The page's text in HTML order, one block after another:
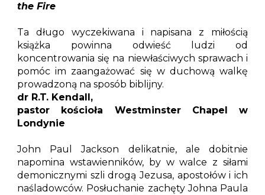
the Fire
Ta długo wyczekiwana i napisana z miłością
książka powinna odwieść ludzi od
koncentrowania się na niewłaściwych sprawach i
pomóc im zaangażować się w duchową walkę
prowadzoną na sposób biblijny.
dr R.T. Kendall,
pastor kościoła Westminster Chapel w
Londynie
John Paul Jackson delikatnie, ale dobitnie
napomina wstawienników, by w walce z siłami
demonicznymi szli drogą Jezusa, apostołów i ich
naśladowców. Posłuchanie zachęty Johna Paula